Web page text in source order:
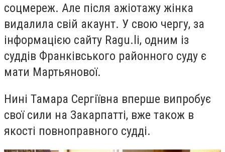
соцмереж. Але після ажіотажу жінка
видалила свій акаунт. У свою чергу, за
інформацією сайту Ragu.li, одним із
суддів Франківського районного суду є
мати Мартьянової.
Нині Тамара Сергіївна вперше випробує
свої сили на Закарпатті, вже також в
якості повноправного судді.